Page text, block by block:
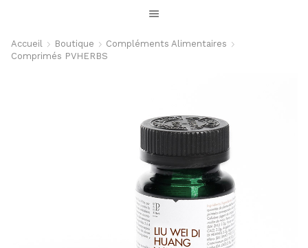
Accueil Boutique
Compléments Alimentaires
Comprimés PVHERBS